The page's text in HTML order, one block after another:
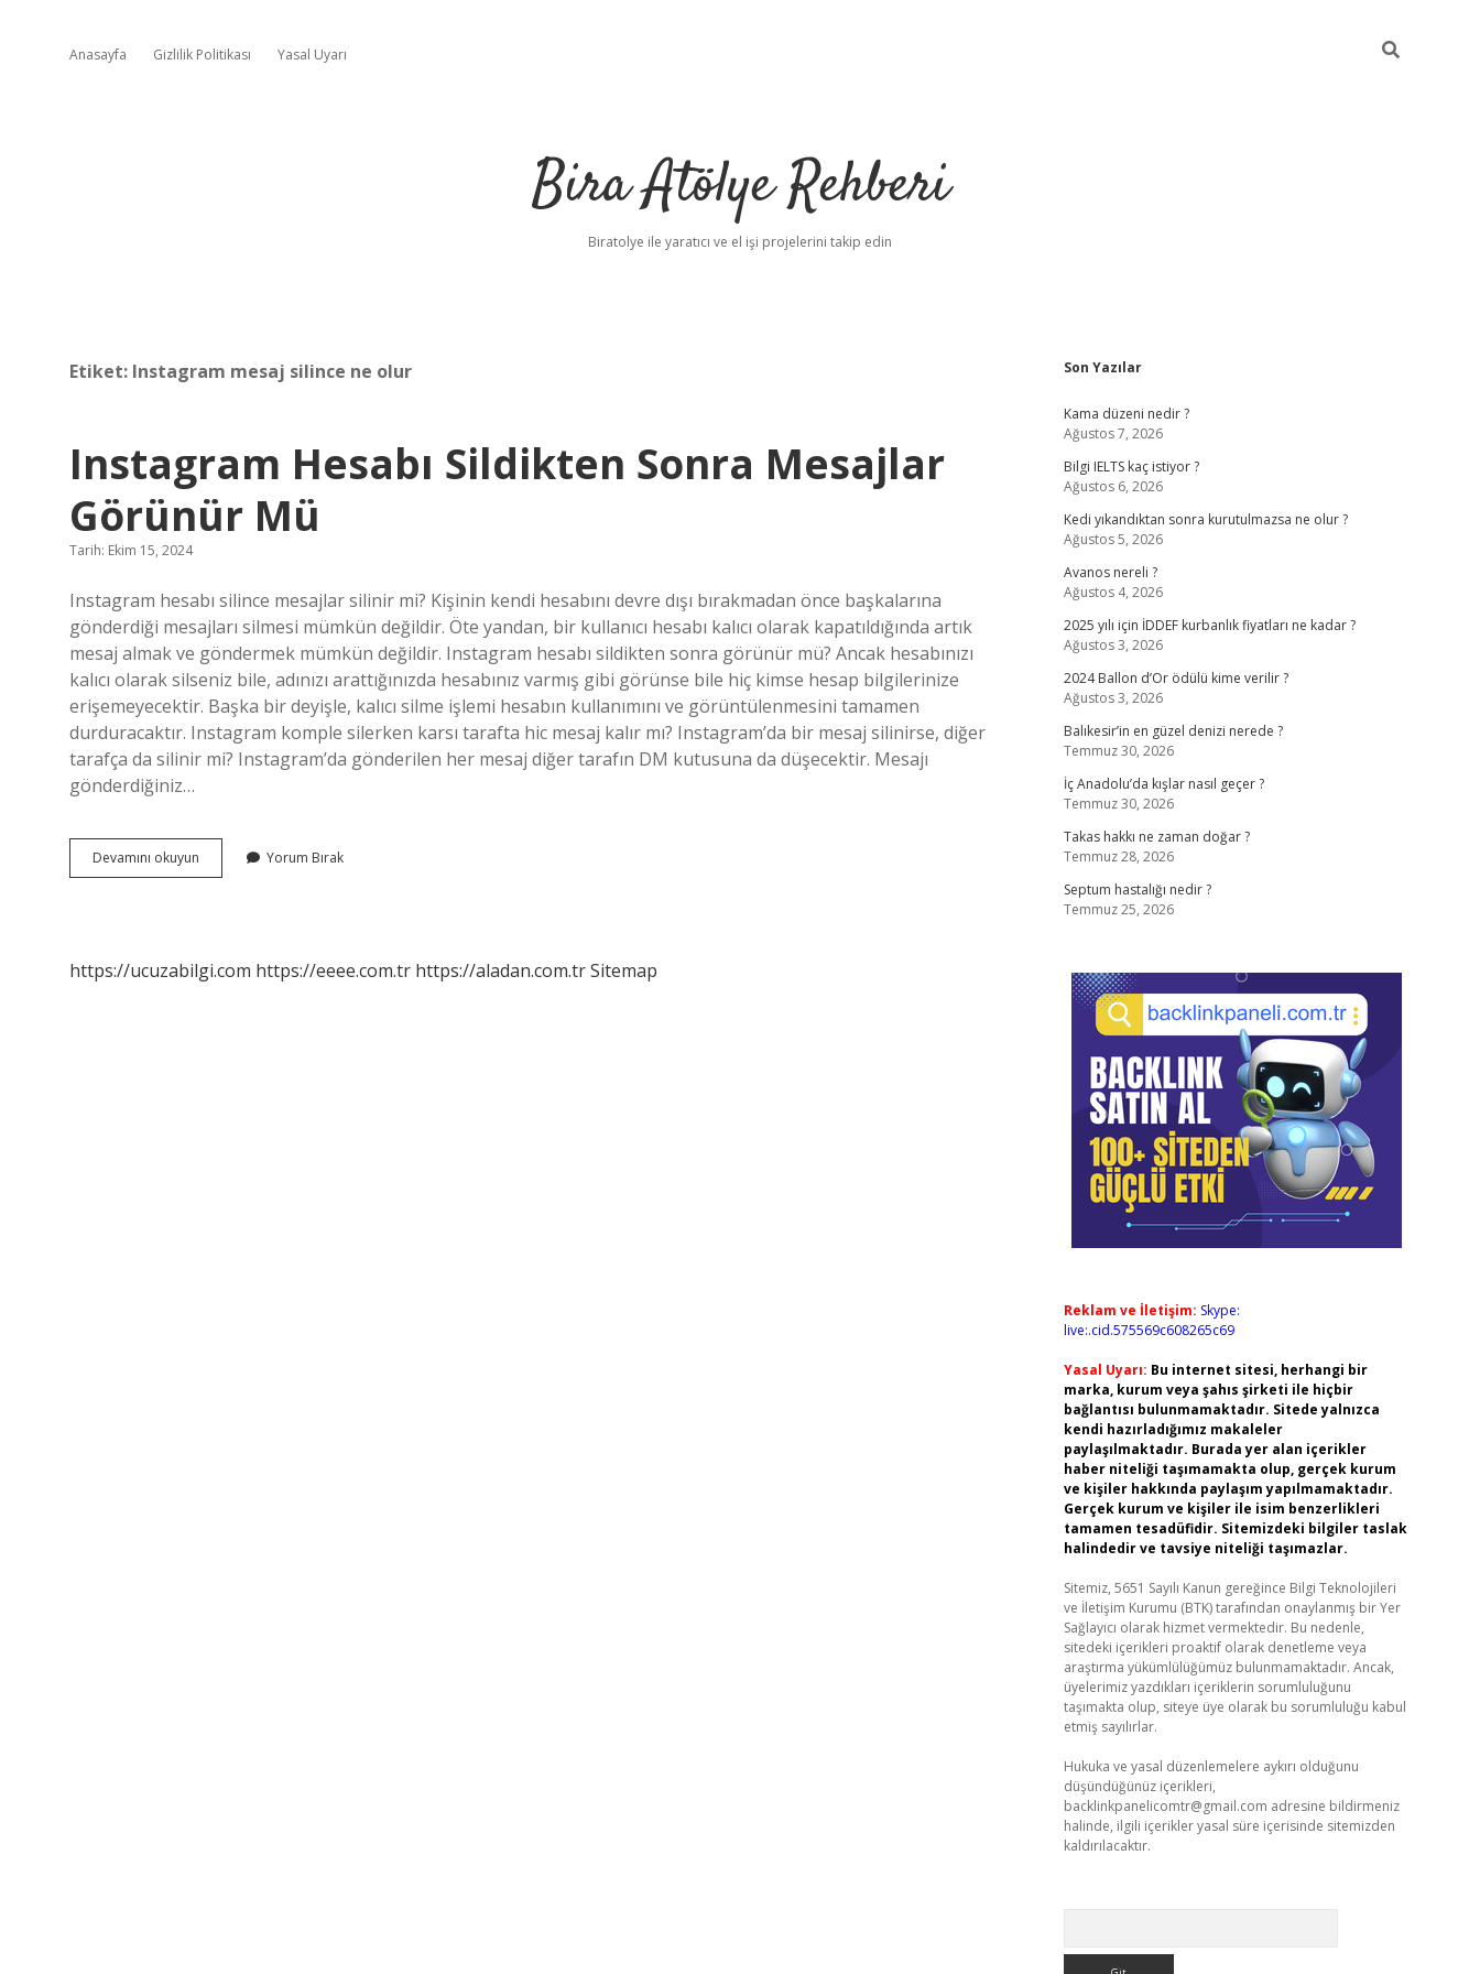
Anasayfa Gizlilik Politikası Yasal Uyarı
Bira Atölye Rehberi
Biratolye ile yaratıcı ve el işi projelerini takip edin
Etiket: Instagram mesaj silince ne olur
Instagram Hesabı Sildikten Sonra Mesajlar
Görünür Mü
Tarih: Ekim 15, 2024
Instagram hesabı silince mesajlar silinir mi? Kişinin kendi hesabını devre dışı bırakmadan önce başkalarına
gönderdiği mesajları silmesi mümkün değildir. Öte yandan, bir kullanıcı hesabı kalıcı olarak kapatıldığında artık
mesaj almak ve göndermek mümkün değildir. Instagram hesabı sildikten sonra görünür mü? Ancak hesabınızı
kalıcı olarak silseniz bile, adınızı arattığınızda hesabınız varmış gibi görünse bile hiç kimse hesap bilgilerinize
erişemeyecektir. Başka bir deyişle, kalıcı silme işlemi hesabın kullanımını ve görüntülenmesini tamamen
durduracaktır. Instagram komple silerken karsı tarafta hic mesaj kalır mı? Instagram’da bir mesaj silinirse, diğer
tarafça da silinir mi? Instagram’da gönderilen her mesaj diğer tarafın DM kutusuna da düşecektir. Mesajı
gönderdiğiniz…
Devamını okuyun Instagram
Hesabı
Mü
Yorum Bırak
https://ucuzabilgi.com https://eeee.com.tr https://aladan.com.trSitemap
Sidebar
Son Yazılar
Kama düzeni nedir ?
Ağustos 7, 2026
Bilgi IELTS kaç istiyor ?
Ağustos 6, 2026
Kedi yıkandıktan sonra kurutulmazsa ne olur ?
Ağustos 5, 2026
Avanos nereli ?
Ağustos 4, 2026
2025 yılı için İDDEF kurbanlık fiyatları ne kadar ?
Ağustos 3, 2026
2024 Ballon d’Or ödülü kime verilir ?
Ağustos 3, 2026
Balıkesir’in en güzel denizi nerede ?
Temmuz 30, 2026
İç Anadolu’da kışlar nasıl geçer ?
Temmuz 30, 2026
Takas hakkı ne zaman doğar ?
Temmuz 28, 2026
Septum hastalığı nedir ?
Temmuz 25, 2026
Reklam ve İletişim: Skype:
live:.cid.575569c608265c69
Yasal Uyarı: Bu internet sitesi, herhangi bir
marka, kurum veya şahıs şirketi ile hiçbir
bağlantısı bulunmamaktadır. Sitede yalnızca
kendi hazırladığımız makaleler
paylaşılmaktadır. Burada yer alan içerikler
haber niteliği taşımamakta olup, gerçek kurum
ve kişiler hakkında paylaşım yapılmamaktadır.
Gerçek kurum ve kişiler ile isim benzerlikleri
tamamen tesadüfidir. Sitemizdeki bilgiler taslak
halindedir ve tavsiye niteliği taşımazlar.
Sitemiz, 5651 Sayılı Kanun gereğince Bilgi Teknolojileri
ve İletişim Kurumu (BTK) tarafından onaylanmış bir Yer
Sağlayıcı olarak hizmet vermektedir. Bu nedenle,
sitedeki içerikleri proaktif olarak denetleme veya
araştırma yükümlülüğümüz bulunmamaktadır. Ancak,
üyelerimiz yazdıkları içeriklerin sorumluluğunu
taşımakta olup, siteye üye olarak bu sorumluluğu kabul
etmiş sayılırlar.
Hukuka ve yasal düzenlemelere aykırı olduğunu
düşündüğünüz içerikleri,
backlinkpanelicomtr@gmail.com adresine bildirmeniz
halinde, ilgili içerikler yasal süre içerisinde sitemizden
kaldırılacaktır.
ilbetbetci